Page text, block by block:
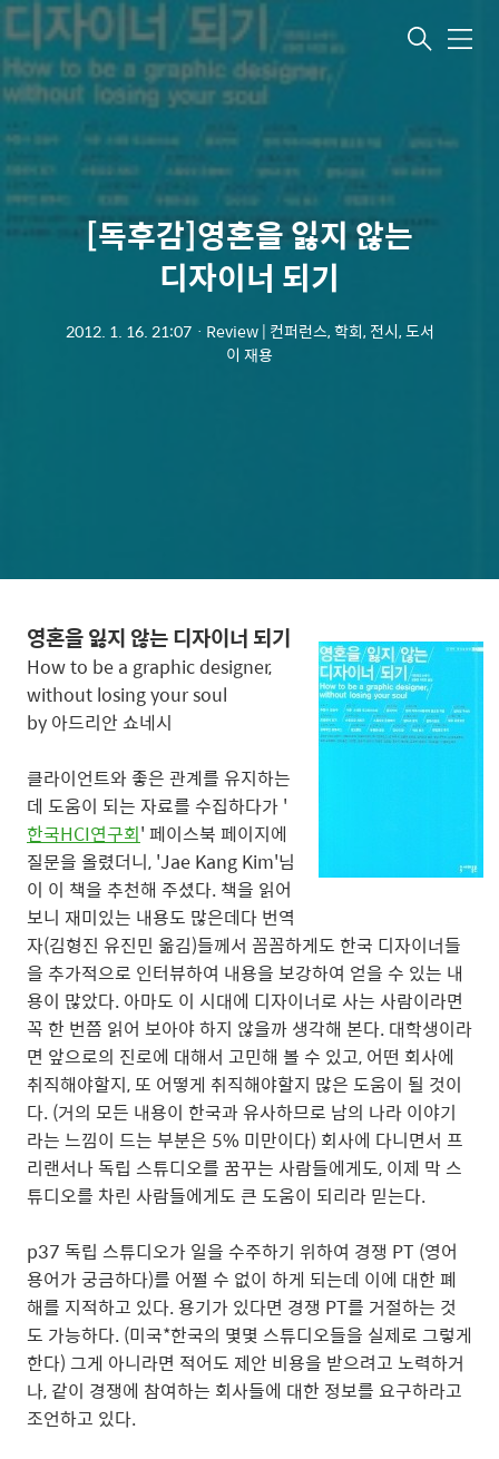
메뉴
[독후감]영혼을 잃지 않는
디자이너 되기
2012. 1. 16. 21:07ㆍ Review | 컨퍼런스, 학회, 전시, 도서
이 재용
영혼을 잃지 않는 디자이너 되기
How to be a graphic designer,
without losing your soul
by 아드리안 쇼네시
클라이언트와 좋은 관계를 유지하는
데 도움이 되는 자료를 수집하다가 '
한국HCI연구회' 페이스북 페이지에
질문을 올렸더니, 'Jae Kang Kim'님
이 이 책을 추천해 주셨다. 책을 읽어
보니 재미있는 내용도 많은데다 번역
자(김형진 유진민 옮김)들께서 꼼꼼하게도 한국 디자이너들
을 추가적으로 인터뷰하여 내용을 보강하여 얻을 수 있는 내
용이 많았다. 아마도 이 시대에 디자이너로 사는 사람이라면
꼭 한 번쯤 읽어 보아야 하지 않을까 생각해 본다. 대학생이라
면 앞으로의 진로에 대해서 고민해 볼 수 있고, 어떤 회사에
취직해야할지, 또 어떻게 취직해야할지 많은 도움이 될 것이
다. (거의 모든 내용이 한국과 유사하므로 남의 나라 이야기
라는 느낌이 드는 부분은 5% 미만이다) 회사에 다니면서 프
리랜서나 독립 스튜디오를 꿈꾸는 사람들에게도, 이제 막 스
튜디오를 차린 사람들에게도 큰 도움이 되리라 믿는다.
p37 독립 스튜디오가 일을 수주하기 위하여 경쟁 PT (영어
용어가 궁금하다)를 어쩔 수 없이 하게 되는데 이에 대한 폐
해를 지적하고 있다. 용기가 있다면 경쟁 PT를 거절하는 것
도 가능하다. (미국*한국의 몇몇 스튜디오들을 실제로 그렇게
한다) 그게 아니라면 적어도 제안 비용을 받으려고 노력하거
나, 같이 경쟁에 참여하는 회사들에 대한 정보를 요구하라고
조언하고 있다.